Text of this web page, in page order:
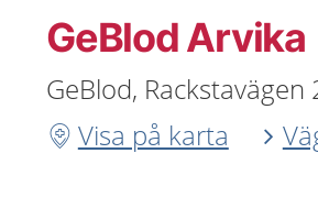
GeBlod Arvika
GeBlod, Rackstavägen
Visa på karta